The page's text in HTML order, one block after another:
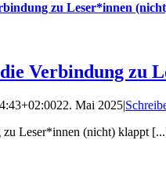
zu Leser*innen
Verbindung zu
22. Mai 2025|
Leser*innen (nicht) klappt